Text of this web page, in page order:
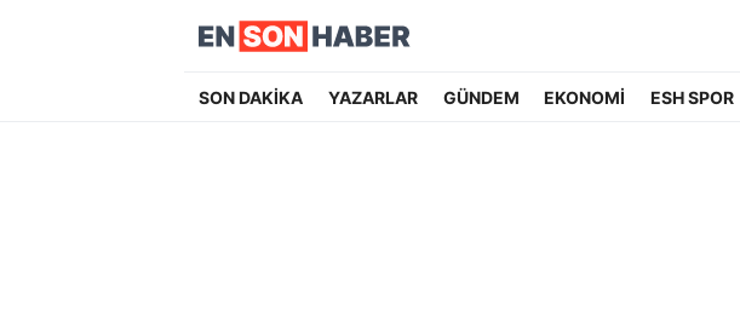
SON DAKİKA YAZARLAR GÜNDEM EKONOMİ ESH SPOR